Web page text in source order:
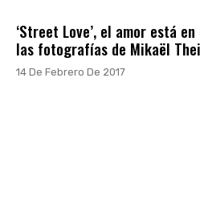
‘Street Love’, el amor está
las fotografías de Mikaël
14 De Febrero De 2017